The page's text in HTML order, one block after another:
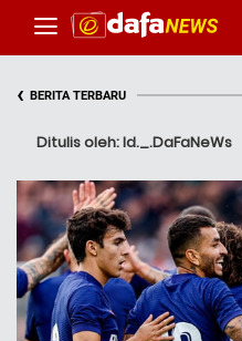
‹ BERITA TERBARU
Ditulis oleh: Id._.DaFaNeWs